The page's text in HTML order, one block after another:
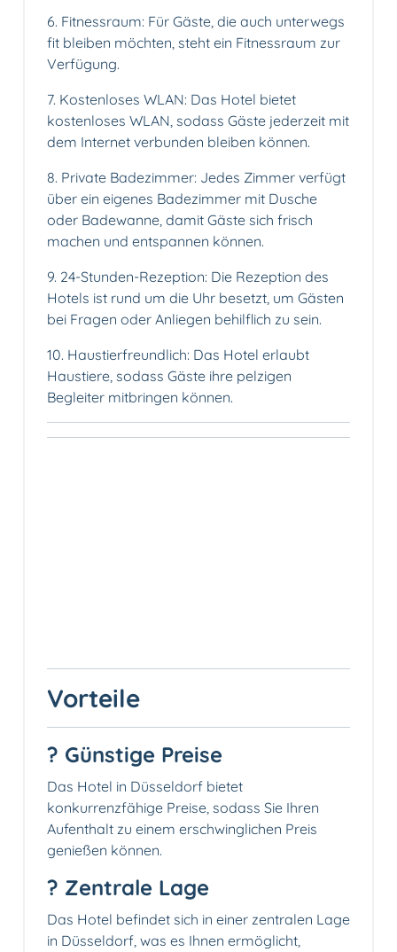
6.️ Fitnessraum: Für Gäste, die auch unterwegs
fit bleiben möchten, steht ein Fitnessraum zur
Verfügung.
7. Kostenloses WLAN: Das Hotel bietet
kostenloses WLAN, sodass Gäste jederzeit mit
dem Internet verbunden bleiben können.
8. Private Badezimmer: Jedes Zimmer verfügt
über ein eigenes Badezimmer mit Dusche
oder Badewanne, damit Gäste sich frisch
machen und entspannen können.
9. 24-Stunden-Rezeption: Die Rezeption des
Hotels ist rund um die Uhr besetzt, um Gästen
bei Fragen oder Anliegen behilflich zu sein.
10. Haustierfreundlich: Das Hotel erlaubt
Haustiere, sodass Gäste ihre pelzigen
Begleiter mitbringen können.
Vorteile
? Günstige Preise
Das Hotel in Düsseldorf bietet
konkurrenzfähige Preise, sodass Sie Ihren
Aufenthalt zu einem erschwinglichen Preis
genießen können.
? Zentrale Lage
Das Hotel befindet sich in einer zentralen Lage
in Düsseldorf, was es Ihnen ermöglicht,